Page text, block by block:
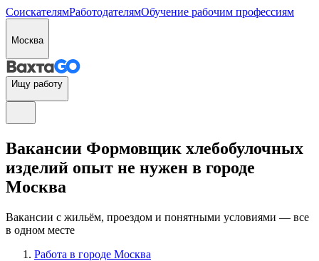
СоискателямРаботодателямОбучение рабочим профессиям
Москва
Ищу работу
Вакансии Формовщик хлебобулочных
изделий опыт не нужен в городе
Москва
Вакансии с жильём, проездом и понятными условиями — все
в одном месте
Работа в городе Москва